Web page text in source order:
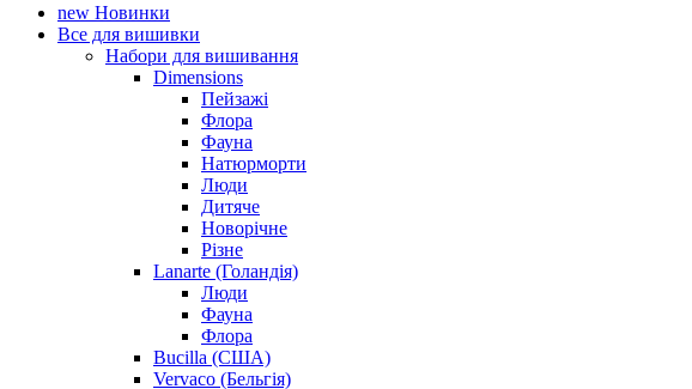
new Новинки
Все для вишивки
Набори для вишивання
Dimensions
Пейзажі
Флора
Фауна
Натюрморти
Люди
Дитяче
Новорічне
Різне
Lanarte (Голандія)
Люди
Фауна
Флора
Bucilla (США)
Vervaco (Бельгія)